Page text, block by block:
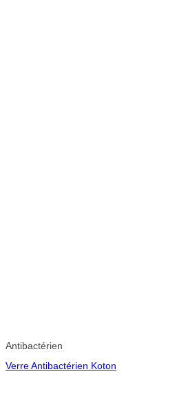
Antibactérien
Verre Antibactérien Koton